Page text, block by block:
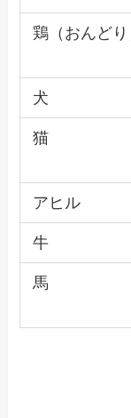
鶏（おんどり
犬
猫
アヒル
牛
馬